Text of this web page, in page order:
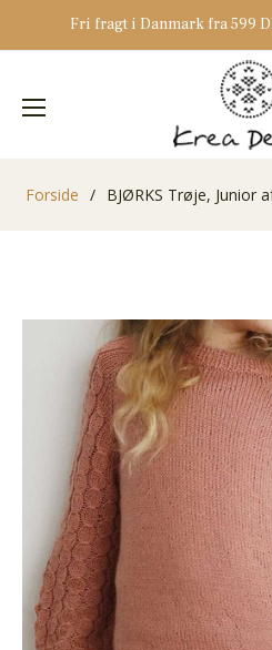
Fri fragt i Danmark fra 599
Forside / BJØRKS Trøje, Junior